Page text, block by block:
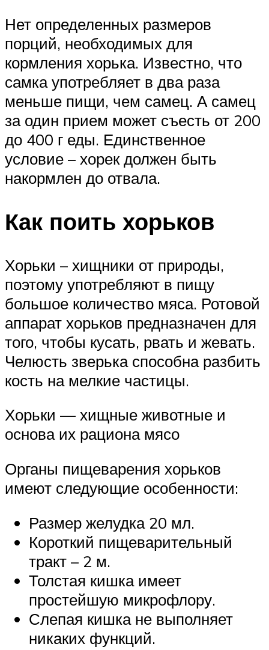
Нет определенных размеров
порций, необходимых для
кормления хорька. Известно, что
самка употребляет в два раза
меньше пищи, чем самец. А самец
за один прием может съесть от 200
до 400 г еды. Единственное
условие – хорек должен быть
накормлен до отвала.
Как поить хорьков
Хорьки – хищники от природы,
поэтому употребляют в пищу
большое количество мяса. Ротовой
аппарат хорьков предназначен для
того, чтобы кусать, рвать и жевать.
Челюсть зверька способна разбить
кость на мелкие частицы.
Хорьки — хищные животные и
основа их рациона мясо
Органы пищеварения хорьков
имеют следующие особенности:
Размер желудка 20 мл.
Короткий пищеварительный
тракт – 2 м.
Толстая кишка имеет
простейшую микрофлору.
Слепая кишка не выполняет
никаких функций.